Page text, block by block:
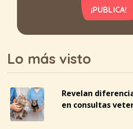
¡PUBLICA!
Lo más visto
Revelan
en consultas